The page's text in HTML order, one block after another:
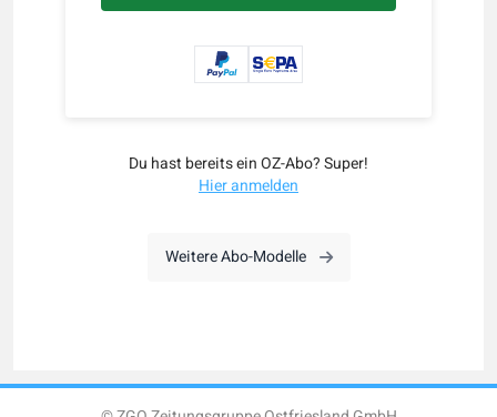
Du hast bereits ein OZ-Abo? Super!
Hier anmelden
Weitere Abo-Modelle